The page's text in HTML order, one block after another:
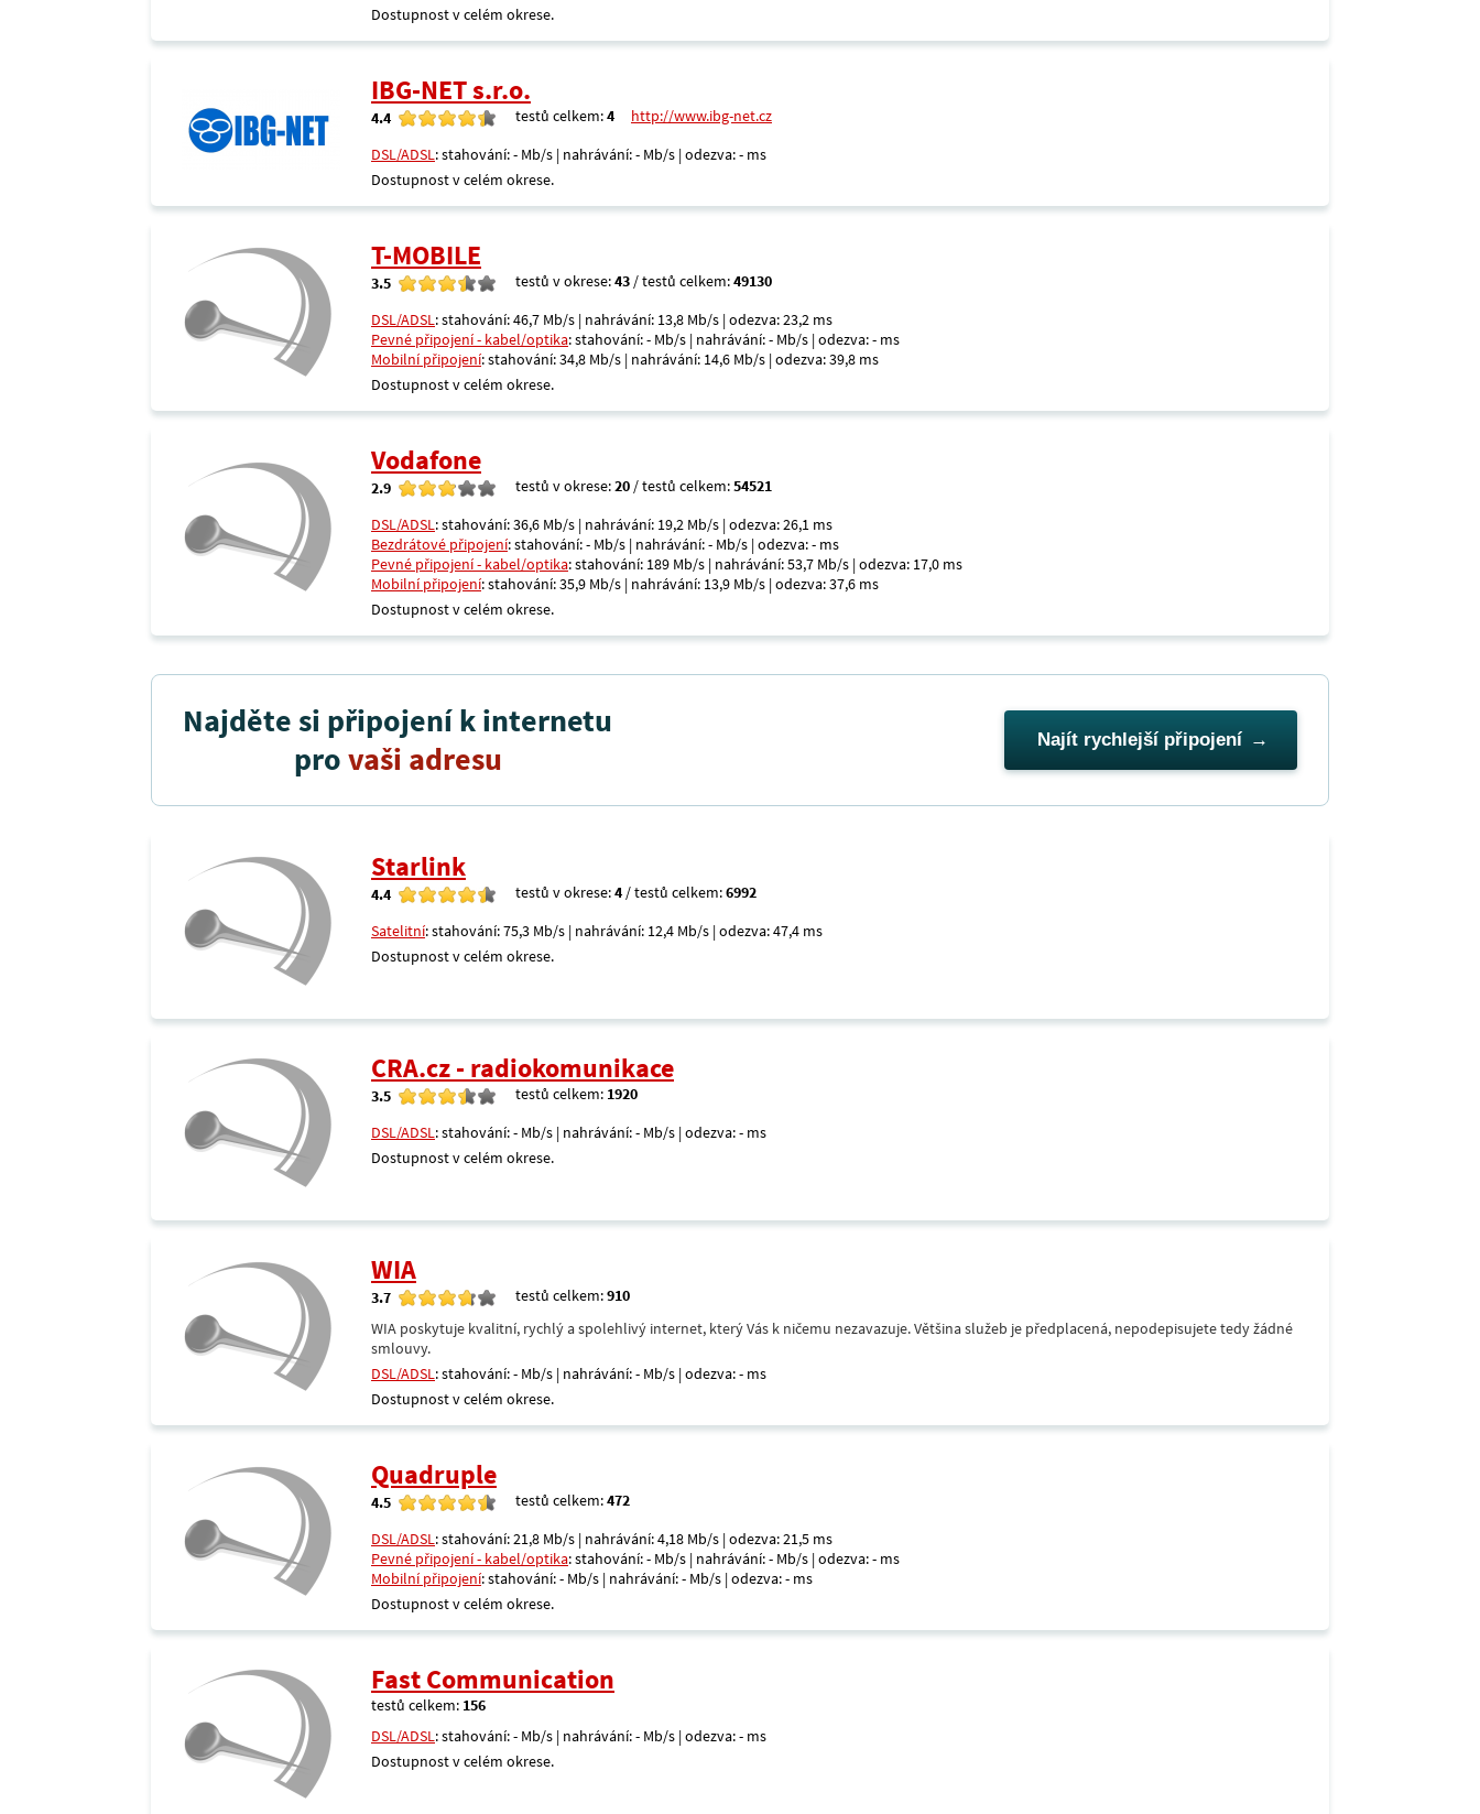
Dostupnost v celém okrese.
IBG-NET s.r.o.
4.4 testů celkem:4
http://www.ibg-net.cz
DSL/ADSL: stahování: - Mb/s | nahrávání: - Mb/s | odezva: - ms
Dostupnost v celém okrese.
T-MOBILE
3.5 testů v okrese:43 / testů celkem:49130
DSL/ADSL: stahování: 46,7 Mb/s | nahrávání: 13,8 Mb/s | odezva: 23,2 ms
Pevné připojení - kabel/optika: stahování: - Mb/s | nahrávání: - Mb/s | odezva: - ms
Mobilní připojení: stahování: 34,8 Mb/s | nahrávání: 14,6 Mb/s | odezva: 39,8 ms
Dostupnost v celém okrese.
Vodafone
2.9 testů v okrese:20 / testů celkem:54521
DSL/ADSL: stahování: 36,6 Mb/s | nahrávání: 19,2 Mb/s | odezva: 26,1 ms
Bezdrátové připojení: stahování: - Mb/s | nahrávání: - Mb/s | odezva: - ms
Pevné připojení - kabel/optika: stahování: 189 Mb/s | nahrávání: 53,7 Mb/s | odezva: 17,0 ms
Mobilní připojení: stahování: 35,9 Mb/s | nahrávání: 13,9 Mb/s | odezva: 37,6 ms
Dostupnost v celém okrese.
Najděte si připojení k internetu
provaši adresu Najít rychlejší připojení
Starlink
4.4 testů v okrese:4 / testů celkem:6992
Satelitní: stahování: 75,3 Mb/s | nahrávání: 12,4 Mb/s | odezva: 47,4 ms
Dostupnost v celém okrese.
CRA.cz - radiokomunikace
3.5 testů celkem: 1920
DSL/ADSL: stahování: - Mb/s | nahrávání: - Mb/s | odezva: - ms
Dostupnost v celém okrese.
WIA
3.7 testů celkem:910
WIA poskytuje kvalitní, rychlý a spolehlivý internet, který Vás k ničemu nezavazuje. Většina služeb je předplacená, nepodepisujete tedy žádné
smlouvy.
DSL/ADSL: stahování: - Mb/s | nahrávání: - Mb/s | odezva: - ms
Dostupnost v celém okrese.
Quadruple
4.5 testů celkem:472
DSL/ADSL: stahování: 21,8 Mb/s | nahrávání: 4,18 Mb/s | odezva: 21,5 ms
Pevné připojení - kabel/optika: stahování: - Mb/s | nahrávání: - Mb/s | odezva: - ms
Mobilní připojení: stahování: - Mb/s | nahrávání: - Mb/s | odezva: - ms
Dostupnost v celém okrese.
Fast Communication
testů celkem: 156
DSL/ADSL: stahování: - Mb/s | nahrávání: - Mb/s | odezva: - ms
Dostupnost v celém okrese.